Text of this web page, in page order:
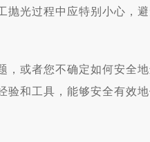
抛光过程中应特别小心，
或者您不确定如何安全地
验和工具，能够安全有效